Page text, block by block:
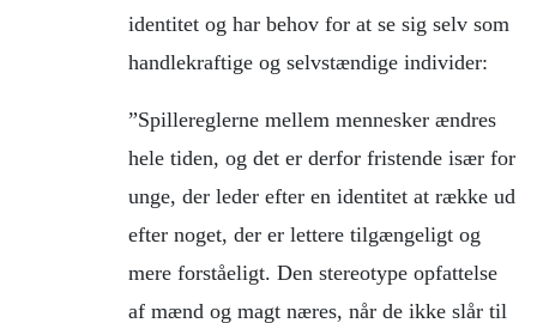
identitet og har behov for at se sig selv som
handlekraftige og selvstændige individer:
”Spillereglerne mellem mennesker ændres
hele tiden, og det er derfor fristende især for
unge, der leder efter en identitet at række ud
efter noget, der er lettere tilgængeligt og
mere forståeligt. Den stereotype opfattelse
af mænd og magt næres, når de ikke slår til